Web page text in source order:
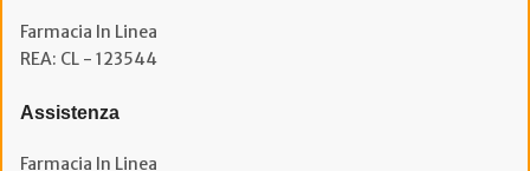
Farmacia In Linea
REA: CL - 123544
Assistenza
Farmacia In Linea